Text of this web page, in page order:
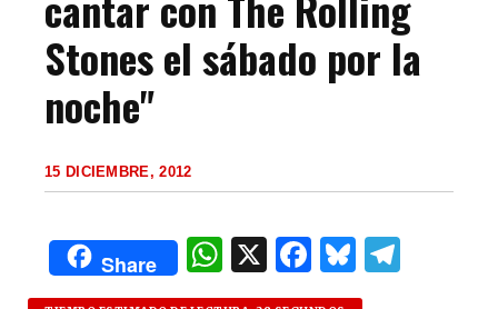
Stones el sábado por la
noche"
15 DICIEMBRE, 2012
Share
W
h
X F
a
B
lu